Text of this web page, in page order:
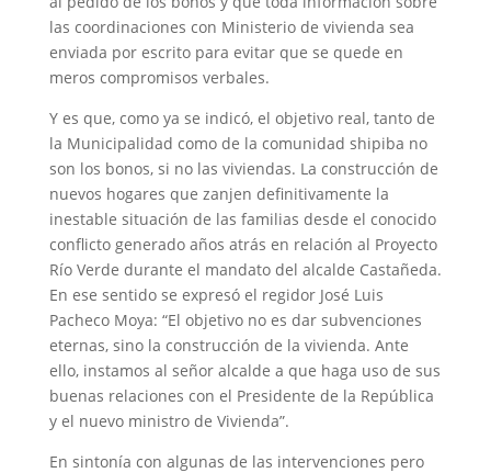
las coordinaciones con Ministerio de vivienda sea
enviada por escrito para evitar que se quede en
meros compromisos verbales.
Y es que, como ya se indicó, el objetivo real, tanto de
la Municipalidad como de la comunidad shipiba no
son los bonos, si no las viviendas. La construcción de
nuevos hogares que zanjen definitivamente la
inestable situación de las familias desde el conocido
conflicto generado años atrás en relación al Proyecto
Río Verde durante el mandato del alcalde Castañeda.
En ese sentido se expresó el regidor José Luis
Pacheco Moya: “El objetivo no es dar subvenciones
eternas, sino la construcción de la vivienda. Ante
ello, instamos al señor alcalde a que haga uso de sus
buenas relaciones con el Presidente de la República
y el nuevo ministro de Vivienda”.
En sintonía con algunas de las intervenciones pero